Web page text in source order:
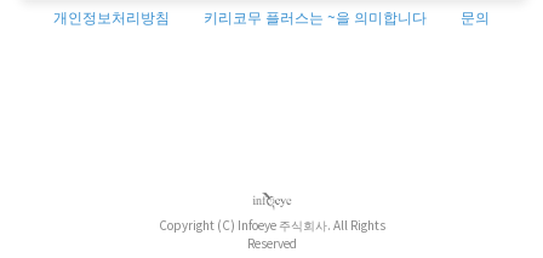
개인정보처리방침 키리코무 플러스는 ~을 의미합니다 문의
Copyright (C) Infoeye 주식회사. All Rights
Reserved